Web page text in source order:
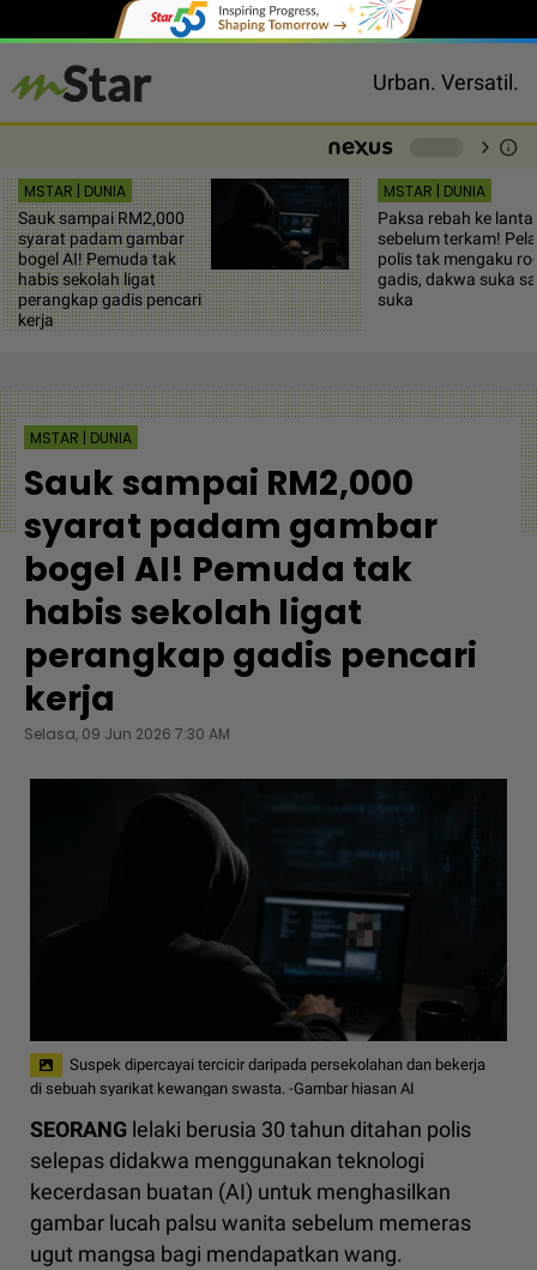
Urban. Versatil.
chevron_right info
MSTAR | DUNIA
Sauk sampai RM2,000
syarat padam gambar
bogel AI! Pemuda tak
habis sekolah ligat
perangkap gadis pencari
kerja
MSTAR | DUNIA
Paksa rebah ke lantai
sebelum terkam!
polis tak mengaku
gadis, dakwa suka
suka
MSTAR | DUNIA
Sauk sampai RM2,000
syarat padam gambar
bogel AI! Pemuda tak
habis sekolah ligat
perangkap gadis pencari
kerja
Selasa, 09 Jun 2026 7:30 AM
Suspek dipercayai tercicir daripada persekolahan dan bekerja
di sebuah syarikat kewangan swasta. -Gambar hiasan AI
SEORANG lelaki berusia 30 tahun ditahan polis
selepas didakwa menggunakan teknologi
kecerdasan buatan (AI) untuk menghasilkan
gambar lucah palsu wanita sebelum memeras
ugut mangsa bagi mendapatkan wang.